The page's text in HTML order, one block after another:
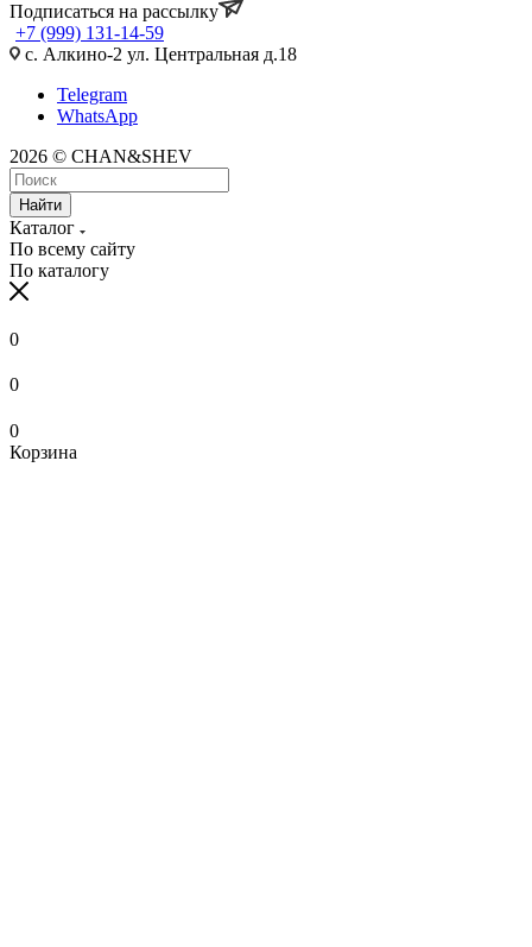
Подписаться на рассылку
+7 (999) 131-14-59
с. Алкино-2 ул. Центральная д.18
Telegram
WhatsApp
2026 © CHAN&SHEV
Найти
Каталог
По всему сайту
По каталогу
0
0
0
Корзина